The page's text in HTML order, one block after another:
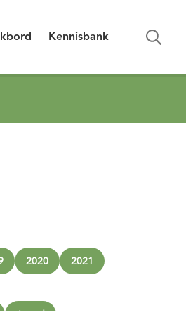
Kennisbank
2020 2021